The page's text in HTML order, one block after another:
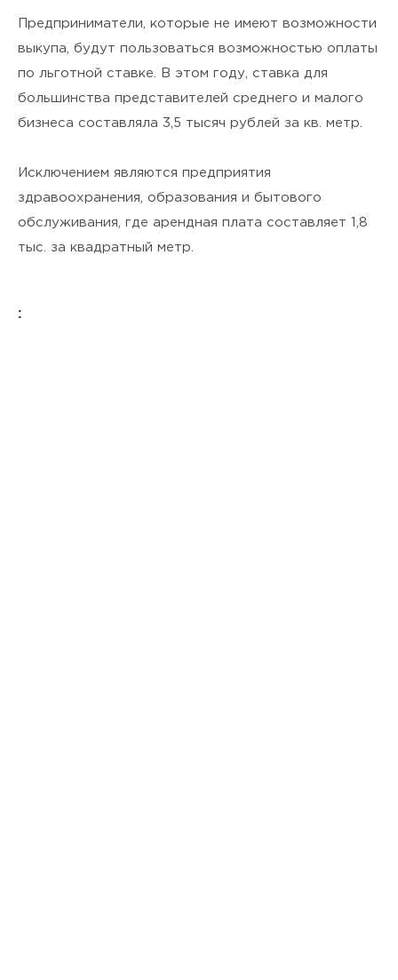
Предприниматели, которые не имеют возможности
выкупа, будут пользоваться возможностью оплаты
по льготной ставке. В этом году, ставка для
большинства представителей среднего и малого
бизнеса составляла 3,5 тысяч рублей за кв. метр.
Исключением являются предприятия
здравоохранения, образования и бытового
обслуживания, где арендная плата составляет 1,8
тыс. за квадратный метр.
: